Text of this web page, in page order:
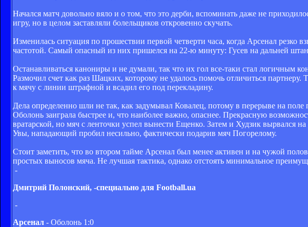
Начался матч довольно вяло и о том, что это дерби, вспоминать даже не
игру, но в целом заставляли болельщиков откровенно скучать.
Изменилась ситуация по прошествии первой четверти часа, когда Арсенал резко
частотой. Самый опасный из них пришелся на 22-ю минуту: Гусев на дальней
Останавливаться канониры и не думали, так что их гол все-таки стал логичным
Размочил счет как раз Шацких, которому не удалось помочь отличиться
к мячу с линии штрафной и всадил его под перекладину.
Дела определенно шли не так, как задумывал Ковалец, потому в перерыве на
Оболонь заиграла быстрее и, что наиболее важно, опаснее. Прекрасную
вратарской, но мяч с ленточки успел вынести Ещенко. Затем и Худзик вырвался
Увы, нападающий пробил несильно, фактически подарив мяч Погорелому.
Стоит заметить, что во втором тайме Арсенал был менее активен и на чужой
простых выносов мяча. Не лучшая тактика, однако отстоять минимальное
-
Дмитрий Полонский, -специально для Football.ua
-
Арсенал - Оболонь 1:0